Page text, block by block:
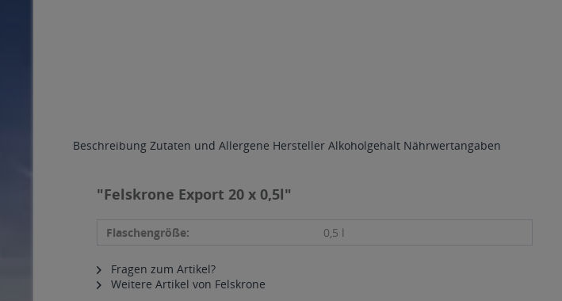
Beschreibung Zutaten und Allergene Hersteller Alkoholgehalt Nährwertangaben
"Felskrone Export 20 x 0,5l"
Flaschengröße: 0,5 l
Fragen zum Artikel?
Weitere Artikel von Felskrone